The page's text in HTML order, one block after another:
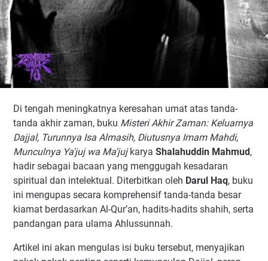
Di tengah meningkatnya keresahan umat atas tanda-
tanda akhir zaman, buku Misteri Akhir Zaman: Keluarnya
Dajjal, Turunnya Isa Almasih, Diutusnya Imam Mahdi,
Munculnya Ya'juj wa Ma'jujkarya Shalahuddin Mahmud,
hadir sebagai bacaan yang menggugah kesadaran
spiritual dan intelektual. Diterbitkan oleh Darul Haq, buku
ini mengupas secara komprehensif tanda-tanda besar
kiamat berdasarkan Al-Qur’an, hadits-hadits shahih, serta
pandangan para ulama Ahlussunnah.
Artikel ini akan mengulas isi buku tersebut, menyajikan